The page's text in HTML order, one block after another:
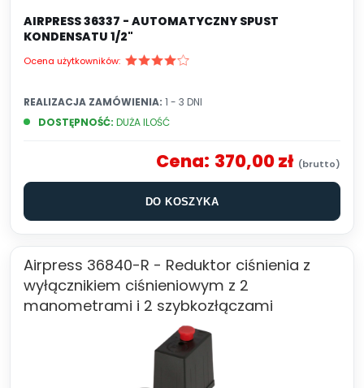
AIRPRESS 36337 - AUTOMATYCZNY SPUST
KONDENSATU 1/2"
Ocena użytkowników:
DOSTĘPNOŚĆ: DUŻA ILOŚĆ
REALIZACJA ZAMÓWIENIA: 1 - 3 DNI
Cena: 370,00 zł
DO KOSZYKA
Airpress 36840-R - Reduktor ciśnienia z
wyłącznikiem ciśnieniowym z 2
manometrami i 2 szybkozłączami